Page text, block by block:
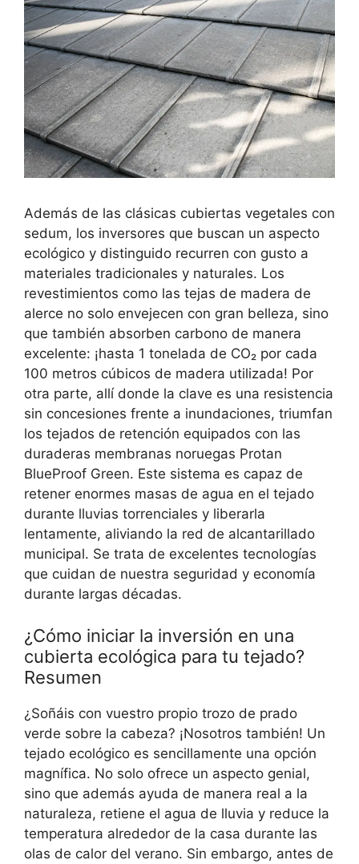
Además de las clásicas cubiertas vegetales con
sedum, los inversores que buscan un aspecto
ecológico y distinguido recurren con gusto a
materiales tradicionales y naturales. Los
revestimientos como las tejas de madera de
alerce no solo envejecen con gran belleza, sino
que también absorben carbono de manera
excelente: ¡hasta 1 tonelada de CO₂ por cada
100 metros cúbicos de madera utilizada! Por
otra parte, allí donde la clave es una resistencia
sin concesiones frente a inundaciones, triumfan
los tejados de retención equipados con las
duraderas membranas noruegas Protan
BlueProof Green. Este sistema es capaz de
retener enormes masas de agua en el tejado
durante lluvias torrenciales y liberarla
lentamente, aliviando la red de alcantarillado
municipal. Se trata de excelentes tecnologías
que cuidan de nuestra seguridad y economía
durante largas décadas.
¿Cómo iniciar la inversión en una
cubierta ecológica para tu tejado?
Resumen
¿Soñáis con vuestro propio trozo de prado
verde sobre la cabeza? ¡Nosotros también! Un
tejado ecológico es sencillamente una opción
magnífica. No solo ofrece un aspecto genial,
sino que además ayuda de manera real a la
naturaleza, retiene el agua de lluvia y reduce la
temperatura alrededor de la casa durante las
olas de calor del verano. Sin embargo, antes de